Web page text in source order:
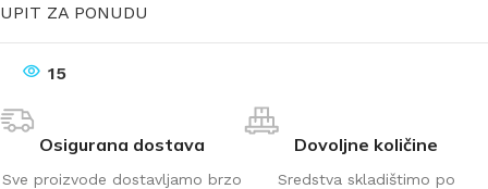
UPIT ZA PONUDU
15
Osigurana dostava
Sve proizvode dostavljamo brzo
Dovoljne količine
Sredstva skladištimo po